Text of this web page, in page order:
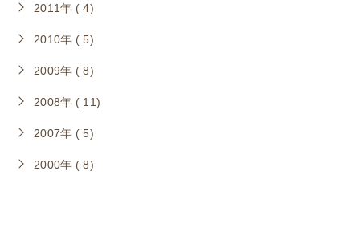
2011年 ( 4)
2010年 ( 5)
2009年 ( 8)
2008年 ( 11)
2007年 ( 5)
2000年 ( 8)